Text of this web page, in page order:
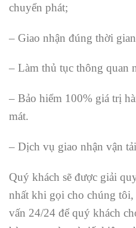
chuyển phát;
– Giao nhận đúng thời
– Làm thủ tục thông quan
– Bảo hiểm 100% giá trị
mát.
– Dịch vụ giao nhận vận
Quý khách sẽ được giải
nhất khi gọi cho chúng tôi,
vấn 24/24 để quý khách